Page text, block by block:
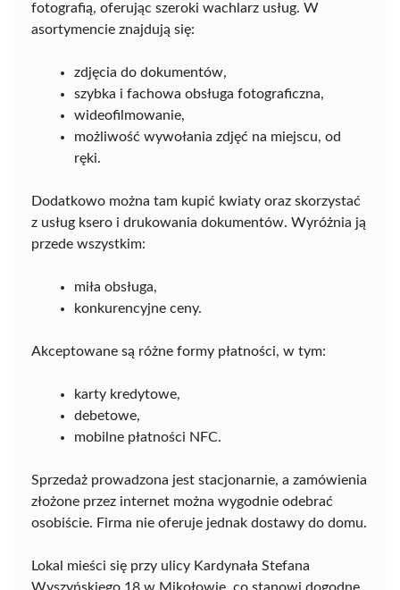
fotografią, oferując szeroki wachlarz usług. W
asortymencie znajdują się:
zdjęcia do dokumentów,
szybka i fachowa obsługa fotograficzna,
wideofilmowanie,
możliwość wywołania zdjęć na miejscu, od
ręki.
Dodatkowo można tam kupić kwiaty oraz skorzystać
z usług ksero i drukowania dokumentów. Wyróżnia ją
przede wszystkim:
miła obsługa,
konkurencyjne ceny.
Akceptowane są różne formy płatności, w tym:
karty kredytowe,
debetowe,
mobilne płatności NFC.
Sprzedaż prowadzona jest stacjonarnie, a zamówienia
złożone przez internet można wygodnie odebrać
osobiście. Firma nie oferuje jednak dostawy do domu.
Lokal mieści się przy ulicy Kardynała Stefana